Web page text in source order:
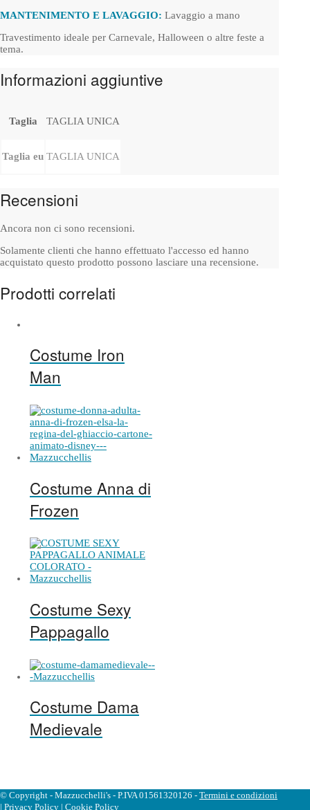
MANTENIMENTO E LAVAGGIO: Lavaggio a mano
Travestimento ideale per Carnevale, Halloween o altre feste a
tema.
Informazioni aggiuntive
Taglia TAGLIA UNICA
Taglia eu TAGLIA UNICA
Recensioni
Ancora non ci sono recensioni.
Solamente clienti che hanno effettuato l'accesso ed hanno
acquistato questo prodotto possono lasciare una recensione.
Prodotti correlati
Costume Iron
Man
Costume Anna di
Frozen
Costume Sexy
Pappagallo
Costume Dama
Medievale
© Copyright - Mazzucchelli's - P.IVA 01561320126 - Termini e condizioni
| Privacy Policy | Cookie Policy